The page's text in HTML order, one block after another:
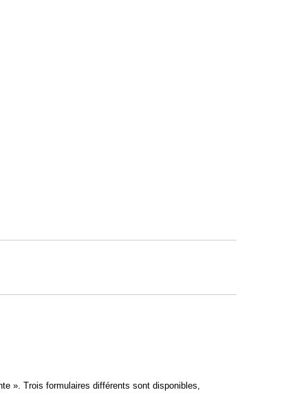
». Trois formulaires différents sont disponibles,